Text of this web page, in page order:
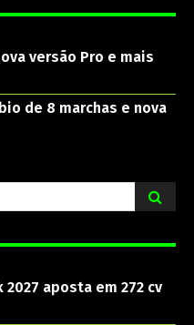
versão Pro e mais
de 8 marchas e nova
2027 aposta em 272 cv